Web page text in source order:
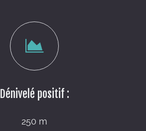
Dénivelé positif :
250 m